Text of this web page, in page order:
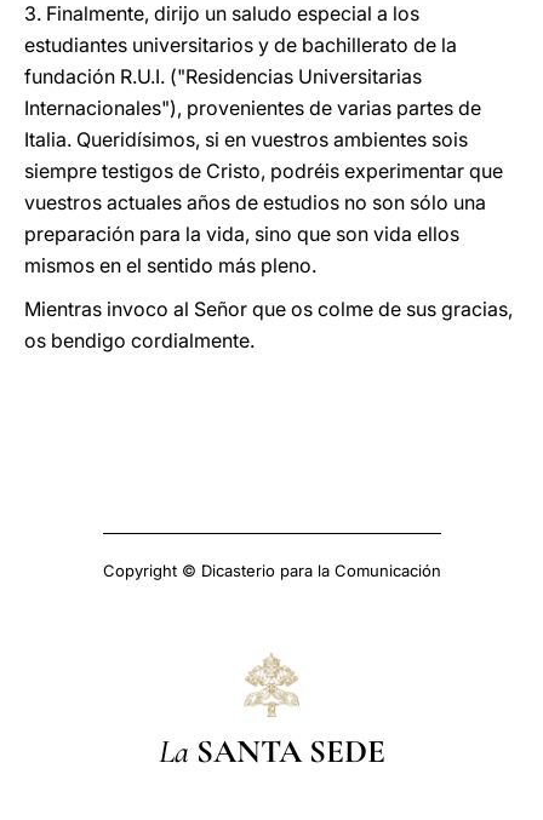
3. Finalmente, dirijo un saludo especial a los
estudiantes universitarios y de bachillerato de la
fundación R.U.I. ("Residencias Universitarias
Internacionales"), provenientes de varias partes de
Italia. Queridísimos, si en vuestros ambientes sois
siempre testigos de Cristo, podréis experimentar que
vuestros actuales años de estudios no son sólo una
preparación para la vida, sino que son vida ellos
mismos en el sentido más pleno.
Mientras invoco al Señor que os colme de sus gracias,
os bendigo cordialmente.
Copyright © Dicasterio para la Comunicación
La SANTA SEDE